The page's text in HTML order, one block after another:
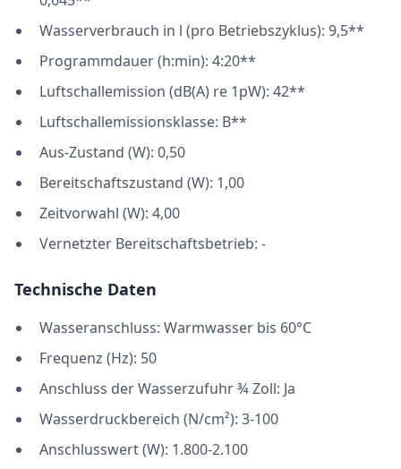
Wasserverbrauch in l (pro Betriebszyklus): 9,5**
Programmdauer (h:min): 4:20**
Luftschallemission (dB(A) re 1pW): 42**
Luftschallemissionsklasse: B**
Aus-Zustand (W): 0,50
Bereitschaftszustand (W): 1,00
Zeitvorwahl (W): 4,00
Vernetzter Bereitschaftsbetrieb: -
Technische Daten
Wasseranschluss: Warmwasser bis 60°C
Frequenz (Hz): 50
Anschluss der Wasserzufuhr ¾ Zoll: Ja
Wasserdruckbereich (N/cm²): 3-100
Anschlusswert (W): 1.800-2.100